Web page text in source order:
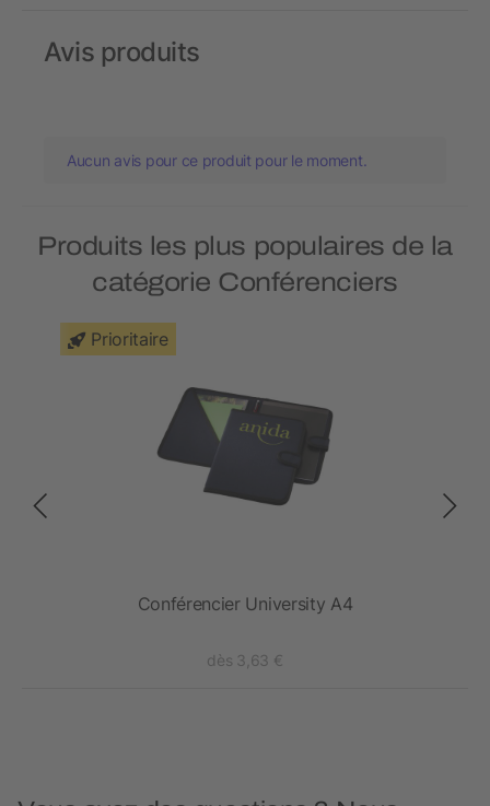
Avis produits
Aucun avis pour ce produit pour le moment.
Produits les plus populaires de la
catégorie Conférenciers
Prioritaire
Conférencier University A4
dès 3,63 €